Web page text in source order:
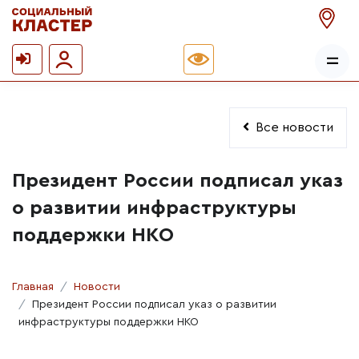
Все новости
Президент России подписал указ
о развитии инфраструктуры
поддержки НКО
Главная
Новости
Президент России подписал указ о развитии
инфраструктуры поддержки НКО